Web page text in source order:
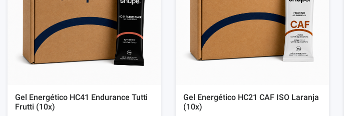
Gel Energético HC41 Endurance Tutti
Frutti (10x)
Gel Energético HC21 CAF ISO Laranja
(10x)